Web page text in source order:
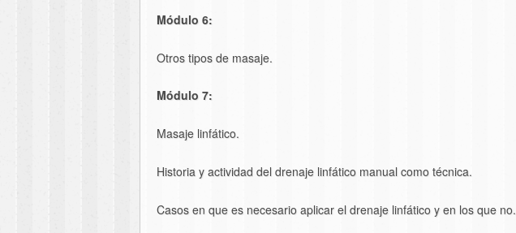
Módulo 6:
Otros tipos de masaje.
Módulo 7:
Masaje linfático.
Historia y actividad del drenaje linfático manual como técnica.
Casos en que es necesario aplicar el drenaje linfático y en los que no.